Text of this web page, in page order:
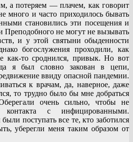
а потеряем — плачем, как говорит
много и часто приходилось бывать
становились эти посещения и
не могут не вызывать
и у этой святыни обыденности
богослужения проходили, как
то сроднился, привык. Но вот
я был словно закован в цепи,
ввиду опасной пандемии.
к врачам, да, наверное, даже
то трудно было бы мне добраться
очень сильно, чтобы не
контакта с инфицированными.
поступать все те, кто заботился
уберегли меня таким образом от